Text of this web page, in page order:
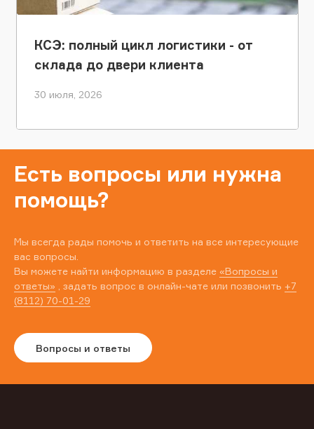
КСЭ: полный цикл логистики - от
склада до двери клиента
30 июля, 2026
Есть вопросы или нужна
помощь?
Мы всегда рады помочь и ответить на все интересующие
вас вопросы.
Вы можете найти информацию в разделе «Вопросы и
ответы» , задать вопрос в онлайн-чате или позвонить +7
(8112) 70-01-29
Вопросы и ответы